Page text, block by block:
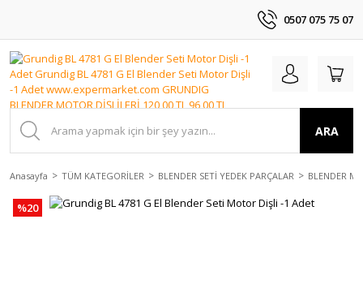
0507 075 75 07
ARA
Anasayfa TÜM KATEGORİLER BLENDER SETİ YEDEK PARÇALAR BLENDER
%20